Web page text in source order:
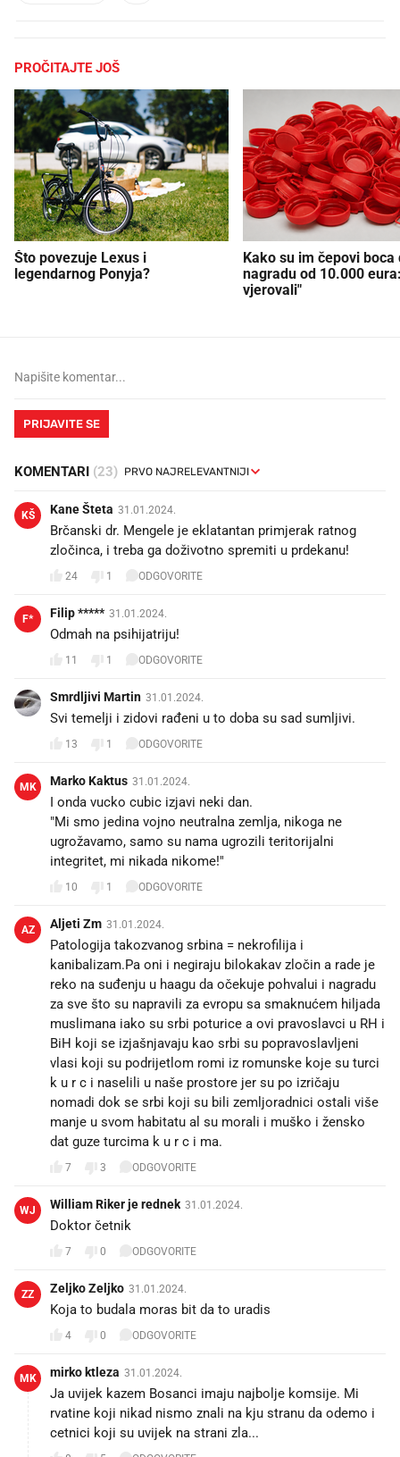
PROČITAJTE JOŠ
Što povezuje Lexus i
legendarnog Ponyja?
Kako su im čepovi boca
nagradu od 10.000
vjerovali"
PRIJAVITE SE
KOMENTARI (23)
KŠ Kane Šteta 31.01.2024.
Brčanski dr. Mengele je eklatantan primjerak ratnog
zločinca, i treba ga doživotno spremiti u prdekanu!
24 1 ODGOVORITE
F* Filip ***** 31.01.2024.
Odmah na psihijatriju!
11 1 ODGOVORITE
Smrdljivi Martin 31.01.2024.
Svi temelji i zidovi rađeni u to doba su sad sumljivi.
13 1 ODGOVORITE
MK Marko Kaktus 31.01.2024.
I onda vucko cubic izjavi neki dan.
"Mi smo jedina vojno neutralna zemlja, nikoga ne
ugrožavamo, samo su nama ugrozili teritorijalni
integritet, mi nikada nikome!"
10 1 ODGOVORITE
AZ Aljeti Zm 31.01.2024.
Patologija takozvanog srbina = nekrofilija i
kanibalizam.Pa oni i negiraju bilokakav zločin a rade je
reko na suđenju u haagu da očekuje pohvalui i nagradu
za sve što su napravili za evropu sa smaknućem hiljada
muslimana iako su srbi poturice a ovi pravoslavci u RH i
BiH koji se izjašnjavaju kao srbi su popravoslavljeni
vlasi koji su podrijetlom romi iz romunske koje su turci
k u r c i naselili u naše prostore jer su po izričaju
nomadi dok se srbi koji su bili zemljoradnici ostali više
manje u svom habitatu al su morali i muško i žensko
dat guze turcima k u r c i ma.
7 3 ODGOVORITE
WJ William Riker je rednek 31.01.2024.
Doktor četnik
7 0 ODGOVORITE
ZZ Zeljko Zeljko 31.01.2024.
Koja to budala moras bit da to uradis
4 0 ODGOVORITE
MK mirko ktleza 31.01.2024.
Ja uvijek kazem Bosanci imaju najbolje komsije. Mi
rvatine koji nikad nismo znali na kju stranu da odemo i
cetnici koji su uvijek na strani zla...